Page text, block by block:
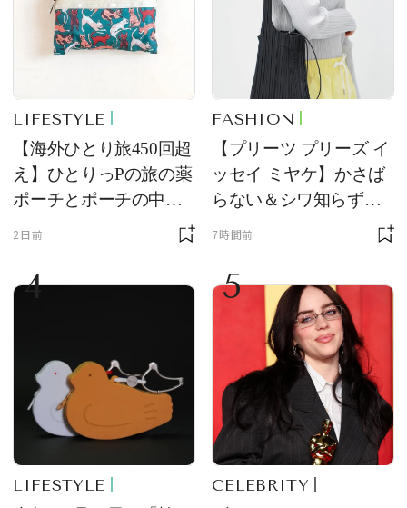
LIFESTYLE
【海外ひとり旅450回超
え】ひとりっPの旅の薬
ポーチとポーチの中身
を初公開！ 本当に使え
2日前
FASHION
【プリーツ プリーズ イ
ッセイ ミヤケ】かさば
らない＆シワ知らず！
夏旅に連れていきたい
7時間前
4
LIFESTYLE
5
CELEBRITY